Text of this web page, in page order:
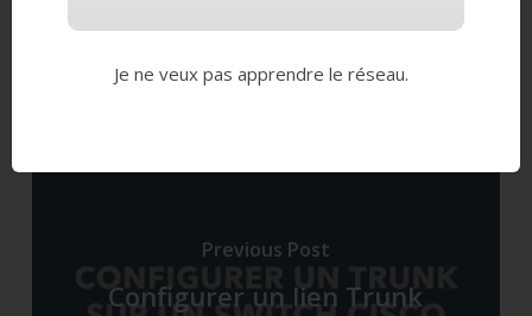
Previous Post
Configurer un lien Trunk
Je ne veux pas apprendre le réseau.